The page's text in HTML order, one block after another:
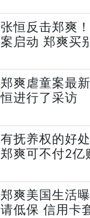
张恒反击郑爽
案启动 郑爽买
郑爽虐童案最
恒进行了采访
有抚养权的好
郑爽可不付2亿
郑爽美国生活
请低保 信用卡